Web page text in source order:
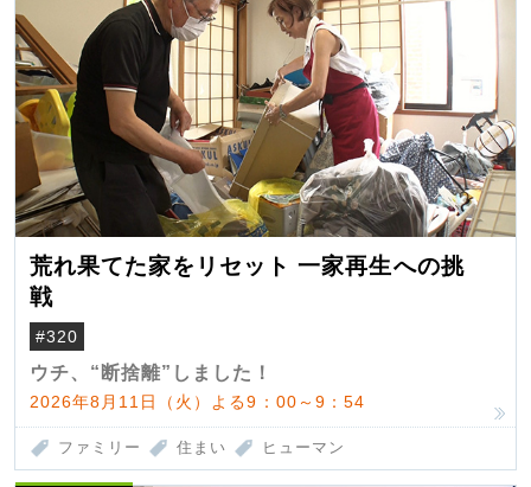
荒れ果てた家をリセット 一家再生への挑
戦
#320
ウチ、“断捨離”しました！
2026年8月11日（火）よる9：00～9：54
ファミリー 住まい ヒューマン